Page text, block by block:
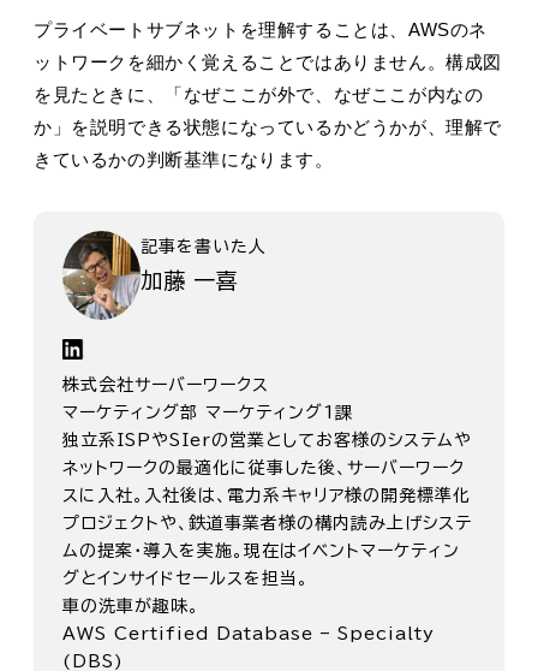
プライベートサブネットを理解することは、AWSのネ
ットワークを細かく覚えることではありません。構成図
を見たときに、「なぜここが外で、なぜここが内なの
か」を説明できる状態になっているかどうかが、理解で
きているかの判断基準になります。
記事を書いた人
加藤 一喜
株式会社サーバーワークス
マーケティング部 マーケティング1課
独立系ISPやSIerの営業としてお客様のシステムや
ネットワークの最適化に従事した後、サーバーワーク
スに入社。入社後は、電力系キャリア様の開発標準化
プロジェクトや、鉄道事業者様の構内読み上げシステ
ムの提案・導入を実施。現在はイベントマーケティン
グとインサイドセールスを担当。
車の洗車が趣味。
AWS Certified Database – Specialty
(DBS)